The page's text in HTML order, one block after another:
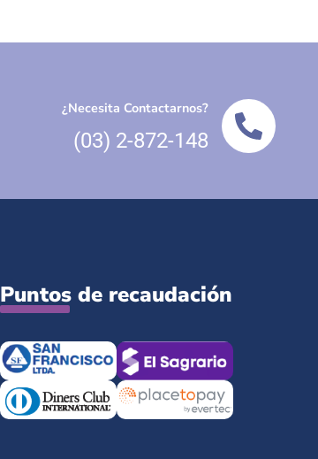
¿Necesita Contactarnos?
(03) 2-872-148
Puntos de recaudación